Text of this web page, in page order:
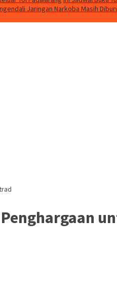
Jaringan Narkoba Masih